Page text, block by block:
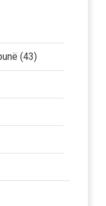
(43)